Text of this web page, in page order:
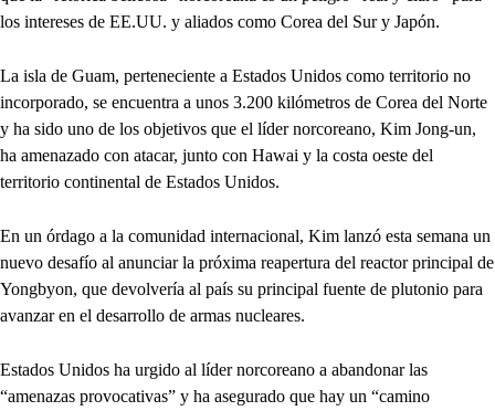
los intereses de EE.UU. y aliados como Corea del Sur y Japón.
La isla de Guam, perteneciente a Estados Unidos como territorio no
incorporado, se encuentra a unos 3.200 kilómetros de Corea del Norte
y ha sido uno de los objetivos que el líder norcoreano, Kim Jong-un,
ha amenazado con atacar, junto con Hawai y la costa oeste del
territorio continental de Estados Unidos.
En un órdago a la comunidad internacional, Kim lanzó esta semana un
nuevo desafío al anunciar la próxima reapertura del reactor principal de
Yongbyon, que devolvería al país su principal fuente de plutonio para
avanzar en el desarrollo de armas nucleares.
Estados Unidos ha urgido al líder norcoreano a abandonar las
“amenazas provocativas” y ha asegurado que hay un “camino